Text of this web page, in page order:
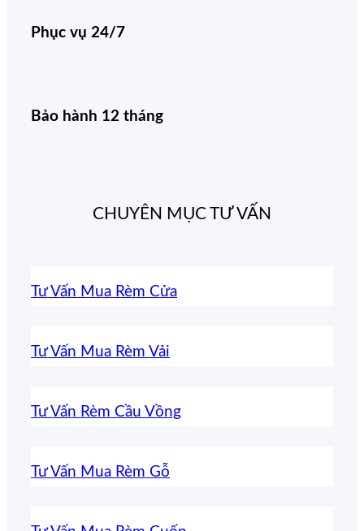
Phục vụ 24/7
Bảo hành 12 tháng
CHUYÊN MỤC TƯ VẤN
Tư Vấn Mua Rèm Cửa
Tư Vấn Mua Rèm Vải
Tư Vấn Rèm Cầu Vồng
Tư Vấn Mua Rèm Gỗ